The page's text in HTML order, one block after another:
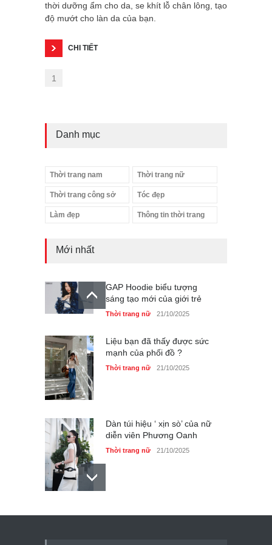
thời dưỡng ẩm cho da, se khít lỗ chân lông, tạo
độ mướt cho làn da của bạn.
CHI TIẾT
1
Danh mục
Thời trang nam Thời trang nữ
Thời trang công sở Tóc đẹp
Làm đẹp Thông tin thời trang
Mới nhất
GAP Hoodie biểu tượng
sáng tạo mới của giới trẻ
Thời trang nữ 21/10/2025
Liệu bạn đã thấy được sức
mạnh của phối đồ ?
Thời trang nữ 21/10/2025
Dàn túi hiệu ‘ xịn sò’ của nữ
diễn viên Phương Oanh
Thời trang nữ 21/10/2025
Mẫu áo khoác đẹp cho phụ